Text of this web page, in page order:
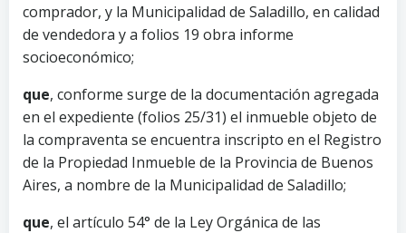
comprador, y la Municipalidad de Saladillo, en calidad
de vendedora y a folios 19 obra informe
socioeconómico;
que, conforme surge de la documentación agregada
en el expediente (folios 25/31) el inmueble objeto de
la compraventa se encuentra inscripto en el Registro
de la Propiedad Inmueble de la Provincia de Buenos
Aires, a nombre de la Municipalidad de Saladillo;
que, el artículo 54° de la Ley Orgánica de las